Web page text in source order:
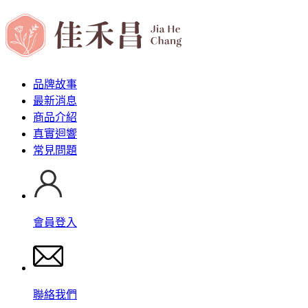
品牌故事
最新消息
商品介紹
真實迴響
常見問題
會員登入
聯絡我們